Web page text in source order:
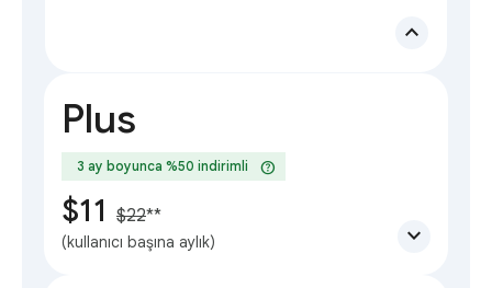
expand_less
Plus
3 ay boyunca %50 indirimli help
$11 $22**
(kullanıcı başına aylık) expand_more